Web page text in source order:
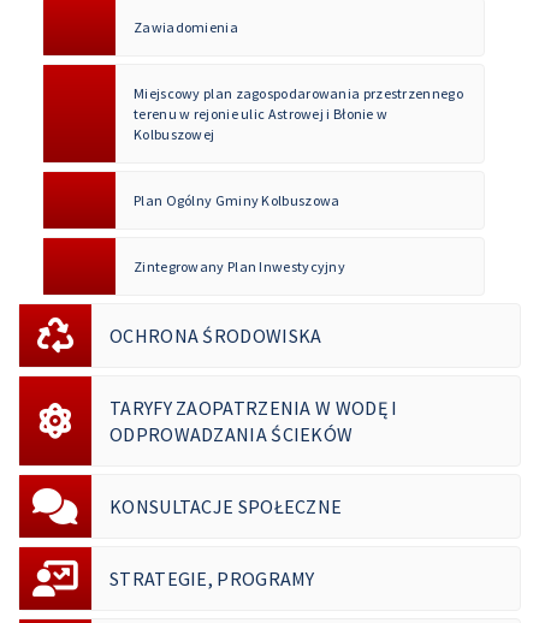
Zawiadomienia
Miejscowy plan zagospodarowania przestrzennego
terenu w rejonie ulic Astrowej i Błonie w
Kolbuszowej
Plan Ogólny Gminy Kolbuszowa
Zintegrowany Plan Inwestycyjny
OCHRONA ŚRODOWISKA
TARYFY ZAOPATRZENIA W WODĘ I
ODPROWADZANIA ŚCIEKÓW
KONSULTACJE SPOŁECZNE
STRATEGIE, PROGRAMY